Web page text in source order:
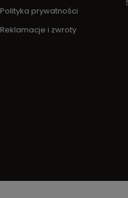
Polityka prywatności
Reklamacje i zwroty